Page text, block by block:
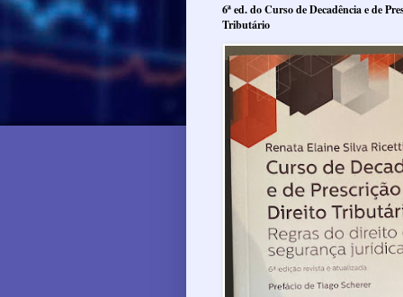
6ª ed. do Curso de Decadência e de
Tributário